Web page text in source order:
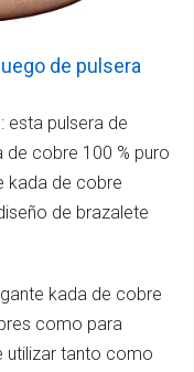
de pulsera
esta pulsera de
cobre 100 % puro
kada de cobre
de brazalete
kada de cobre
como para
utilizar tanto como